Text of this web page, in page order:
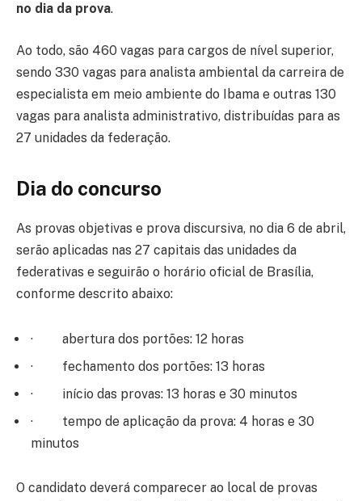
no dia da prova.
Ao todo, são 460 vagas para cargos de nível superior,
sendo 330 vagas para analista ambiental da carreira de
especialista em meio ambiente do Ibama e outras 130
vagas para analista administrativo, distribuídas para as
27 unidades da federação.
Dia do concurso
As provas objetivas e prova discursiva, no dia 6 de abril,
serão aplicadas nas 27 capitais das unidades da
federativas e seguirão o horário oficial de Brasília,
conforme descrito abaixo:
· abertura dos portões: 12 horas
· fechamento dos portões: 13 horas
· início das provas: 13 horas e 30 minutos
· tempo de aplicação da prova: 4 horas e 30
minutos
O candidato deverá comparecer ao local de provas